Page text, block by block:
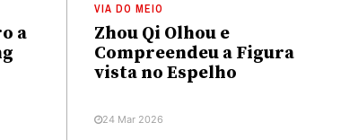
a
VIA DO MEIO
Zhou Qi Olhou e
Compreendeu a Figura
vista no Espelho
24 Mar 2026